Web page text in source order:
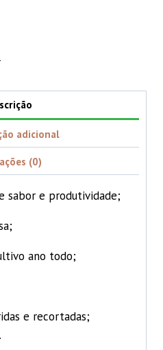
adicional
(0)
sabor e produtividade;
ano todo;
e recortadas;